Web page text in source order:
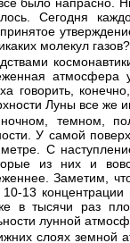
Сегодня
молекул газов?
атмосфера
говорить,
Луны все же
темном,
У самой
С
из них и
Заметим,
13 концентрации
в тысячи раз
лунной
слоях земной